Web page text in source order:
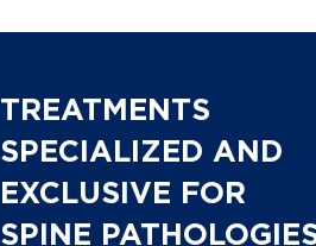
TREATMENTS
SPECIALIZED AND
EXCLUSIVE FOR
SPINE